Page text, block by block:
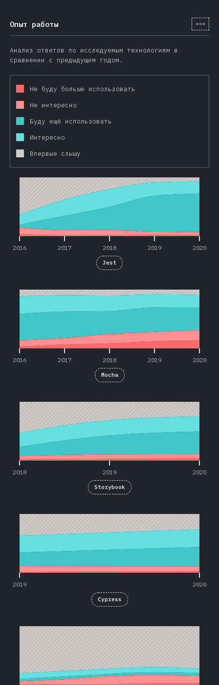
Опыт работы [ru-
Анализ ответов по исследуемым технологиям в
сравнении с предыдущим годом.
Не буду больше использовать
Не интересно
Буду ещё использовать
Интересно
Впервые слышу
2016 2017 2018 2019 2020
2016 2017 2018 2019 2020
Jest
2016 2017 2018 2019 2020
Mocha
2018 2019 2020
Storybook
2019 2020
Cypress